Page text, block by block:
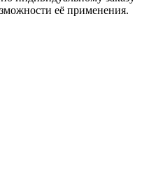
её применения.